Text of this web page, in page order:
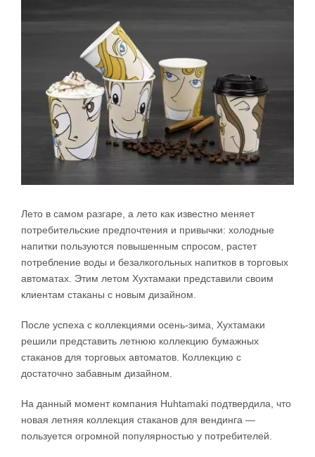
Лето в самом разгаре, а лето как известно меняет
потребительские предпочтения и привычки: холодные
напитки пользуются повышенным спросом, растет
потребление воды и безалкогольных напитков в торговых
автоматах. Этим летом Хухтамаки представили своим
клиентам стаканы с новым дизайном.
После успеха с коллекциями осень-зима, Хухтамаки
решили представить летнюю коллекцию бумажных
стаканов для торговых автоматов. Коллекцию с
достаточно забавным дизайном.
На данный момент компания Huhtamaki подтвердила, что
новая летняя коллекция стаканов для вендинга —
пользуется огромной популярностью у потребителей.